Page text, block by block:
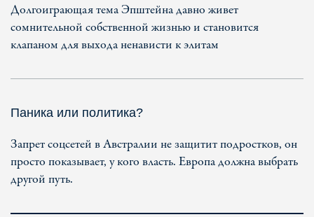
Долгоиграющая тема Эпштейна давно живет
сомнительной собственной жизнью и становится
клапаном для выхода ненависти к элитам
Паника или политика?
Запрет соцсетей в Австралии не защитит подростков, он
просто показывает, у кого власть. Европа должна выбрать
другой путь.